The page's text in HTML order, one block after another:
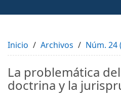
Inicio Archivos Núm. 24
La problemática
doctrina y la